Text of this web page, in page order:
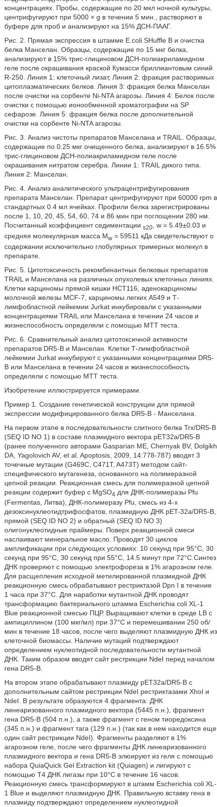
концентрациях. Пробы, содержащие по 20 мкл ночной культуры,
центрифугируют при 5000 × g в течении 5 мин., растворяют в
буфере для проб и анализируют на 15% ДСН-ПААГ.
Рис. 2. Прямая экспрессия в штамме E.coli SHuffle В и очистка
белка Манселан. Образцы, содержащие по 15 мкг белка,
анализируют в 15% трис-глициновом ДСН-полиакриламидном
геле после окрашивания краской Кумасси бриллиантовым синий
R-250. Линия 1: клеточный лизат, Линия 2: фракция растворимых
цитоплазматических белков. Линия 3: фракция белка Манселан
после очистки на сорбенте Ni-NTA агарозы. Линия 4: Белок после
очистки с помощью ионообменной хроматографии на SP
сефарозе. Линия 5: фракция белка после дополнительной
очистки на сорбенте Ni-NTA агарозы.
Рис. 3. Анализ чистоты препаратов Манселана и TRAIL. Образцы,
содержащие по 0.25 мкг очищенного белка, анализируют в 16.5%
трис-глициновом ДСН-полиакриламидном геле после
окрашивания нитратом серебра. Линии 1: TRAIL дикого типа.
Линия 2: Манселан.
Рис. 4. Анализ аналитического ультрацентрифугирования
препарата Манселан. Препарат центрифугируют при 60000 rpm в
стандартных 0.4 мл ячейках. Профили белка зарегистрированы
после 1, 10, 20, 45, 54, 60, 74 и 86 мин при поглощении 280 нм.
Посчитанный коэффициент седиментации s20, w = 5.49±0.03 и
средняя молекулярная масса Mw= 59511 кДа свидетельствуют о
содержании исключительно глобулярных тримерных молекул в
препарате.
Рис. 5. Цитотоксичность рекомбинантных белковых препаратов
TRAIL и Манселана на различных опухолевых клеточных линиях.
Клетки карциномы прямой кишки НСТ116, аденокарциномы
молочной железы MCF-7, карциномы легких А549 и Т-
лимфобластной лейкемии Jurkat инкубировали с указанными
концентрациями TRAIL или Манселана в течении 24 часов и
жизнеспособность определяли с помощью МТТ теста.
Рис. 6. Сравнительный анализ цитотоксичной активности
препаратов DR5-B и Манселан. Клетки Т-лимфобластной
лейкемии Jurkat инкубируют с указанными концентрациями DR5-
B или Манселана в течении 24 часов и жизнеспособность
определяли с помощью МТТ теста.
Изобретение иллюстрируется примерами.
Пример 1. Создание генетической конструкции для прямой
экспрессии модифицированного белка DR5-B - Манселана.
На первом этапе в последовательности слитного белка Trx/DR5-B
(SEQ ID NO 1) в составе плазмидного вектора pET32a/DR5-B
(ранее полученного авторами Gasparian ME, Chernyak BV, Dolgikh
DA, Yagolovich AV, et al. Apoptosis, 2009, 14:778-787) вводят 3
точечные мутации (G469C, C471T, A473T) методом сайт-
специфического мутагенеза, основанного на полимеразной
цепной реакции. Реакционная смесь для полимеразной цепной
реакции содержит буфер с MgSO4 для ДНК-полимеразы Pfu
(Fermentas, Литва), ДНК-полимеразу Pfu, смесь из 4-х
дезоксинуклеотидтрифосфатов, плазмидную ДНК pET-32a/DR5-B,
прямой (SEQ ID NO 2) и обратный (SEQ ID NO 3)
олигонуклеотидные праймеры. Поверх реакционной смеси
наслаивают минеральное масло. Проводят 30 циклов
амплификации при следующих условиях: 10 секунд при 95°С, 30
секунд при 95°С, 30 секунд при 55°С, 14.5 минут при 72°С.Синтез
ДНК проверяют с помощью электрофореза в 1% агарозном геле.
Для расщепления исходной метилированной плазмидной ДНК
реакционную смесь обрабатывают рестриктазой Dpn I в течение
1 часа при 37°С. Для наработки мутантной ДНК проводят
трансформацию бактериального штамма Escherichia coli XL-1
Blue реакционной смесью ПЦР. Выращивают клетки в среде LB с
ампициллином (100 мкг/мл) при 37°С и перемешивании 250 об/
мин в течение 18 часов, после чего выделяют плазмидную ДНК из
клеточной биомассы. Наличие мутаций подтверждают
определением нуклеотидной последовательности мутантной
ДНК. Таким образом вводят сайт рестрикции NdeI перед началом
гена DR5-B.
На втором этапе обрабатывают плазмиду pET32a/DR5-B с
дополнительным сайтом рестрикции NdeI рестриктазами XhoI и
NdeI. В результате образуются 4 фрагмента: ДНК
линеаризованного плазмидного вектора (5445 п.н.), фрагмент
гена DR5-B (504 п.н.), а также фрагмент с геном тиоредоксина
(345 п.н.) и фрагмент тага (129 п.н.) (так как в нем находится еще
один сайт рестрикции NdeI). Фрагменты разделяют в 1%
агарозном геле, после чего фрагменты ДНК линеаризованного
плазмидного вектора и гена DR5-B элюируют из геля с помощью
набора QuiaQuick Gel Extraction kit (Quiagen) и лигируют с
помощью Т4 ДНК лигазы при 10°С в течение 16 часов.
Реакционную смесь трансформируют в штамм Escherichia coli XL-
1 Blue и выделяют плазмидную ДНК. Правильную вставку гена в
плазмиду подтверждают определением нуклеотидной